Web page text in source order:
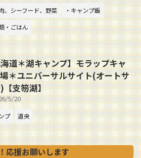
、シーフード、野菜
・キャンプ飯
・ごはん
海道＊湖キャンプ】モラップキャ
＊ユニバーサルサイト(オートサ
支笏湖】
5/20
プ 道央
応援お願いします